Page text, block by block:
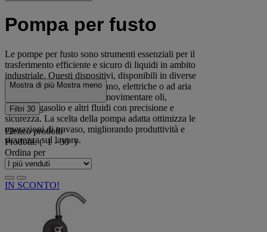
Pompa per fusto
Le pompe per fusto sono strumenti essenziali per il
trasferimento efficiente e sicuro di liquidi in ambito
industriale. Questi dispositivi, disponibili in diverse
tipologie come pompe a mano, elettriche o ad aria
compressa, consentono di movimentare oli,
benzina, gasolio e altri fluidi con precisione e
sicurezza. La scelta della pompa adatta ottimizza le
operazioni di travaso, migliorando produttività e
sicurezza sul lavoro.
Mostra di più Mostra meno
Filtri 30
Elenco prodotti
Prodotti:( 1 - 30 )
Ordina per
IN SCONTO!